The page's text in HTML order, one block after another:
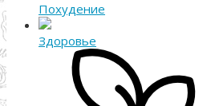
Похудение
Здоровье